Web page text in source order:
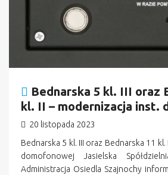
Bednarska 5 kl. III oraz
kl. II – modernizacja inst.
20 listopada 2023
Bednarska 5 kl. III oraz Bednarska 11
domofonowej Jasielska
Administracja Osiedla Szajnochy